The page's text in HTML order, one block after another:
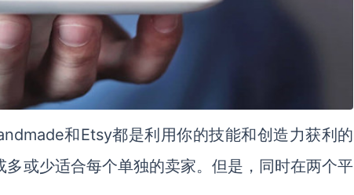
和Etsy都是利用你的技能和创造力获利的
或少适合每个单独的卖家。但是，同时在两个平